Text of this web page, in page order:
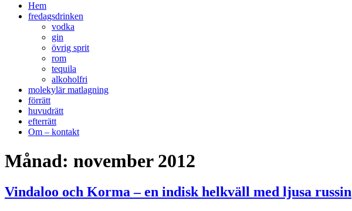
Hem
fredagsdrinken
vodka
gin
övrig sprit
rom
tequila
alkoholfri
molekylär matlagning
förrätt
huvudrätt
efterrätt
Om – kontakt
Månad: november 2012
Vindaloo och Korma – en indisk helkväll med ljusa russin